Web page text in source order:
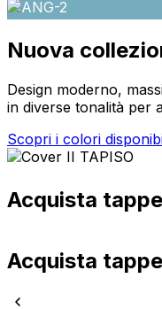
Nuova
Design moderno,
in diverse tonalità per
Scopri i colori
Acquista
Acquista